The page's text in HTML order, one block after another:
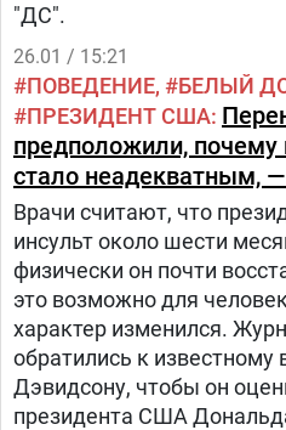
"ДС".
26.01 / 15:21
ПОВЕДЕНИЕ БЕЛЫЙ
ПРЕЗИДЕНТ США
предположили, почему
стало неадекватным,
Врачи считают, что
инсульт около шести
физически он почти
это возможно для
характер изменился.
обратились к
Дэвидсону, чтобы он
президента США